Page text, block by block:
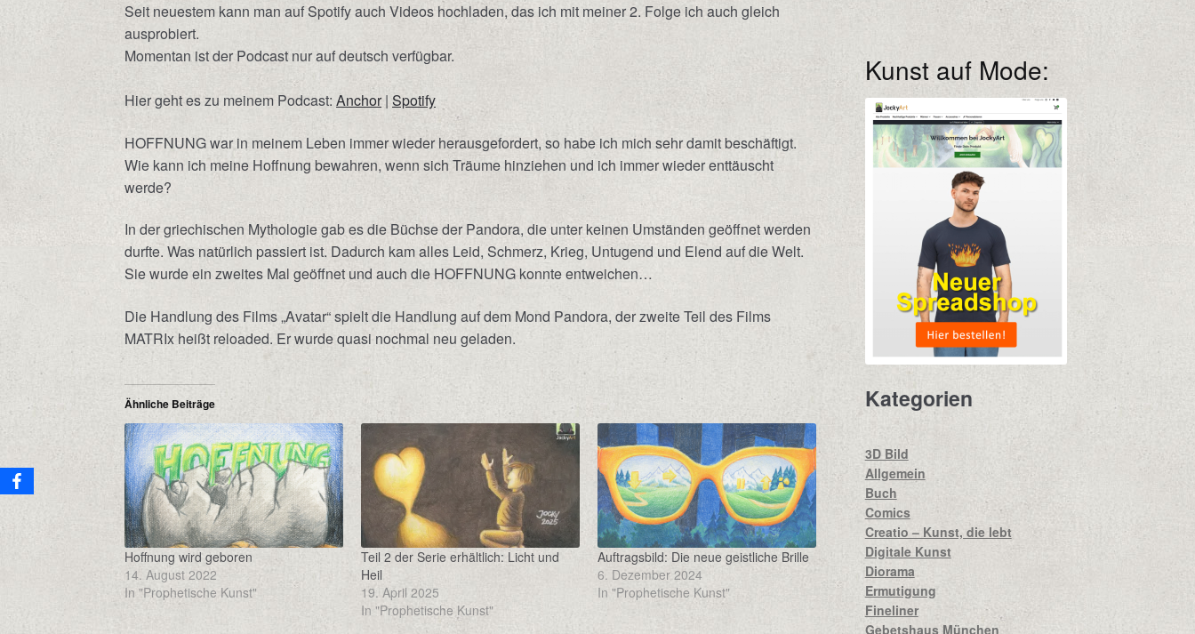
Seit neuestem kann man auf Spotify auch Videos hochladen, das ich mit meiner 2. Folge ich auch gleich
ausprobiert.
Momentan ist der Podcast nur auf deutsch verfügbar.
Hier geht es zu meinem Podcast:Anchor|Spotify
HOFFNUNG war in meinem Leben immer wieder herausgefordert, so habe ich mich sehr damit beschäftigt.
Wie kann ich meine Hoffnung bewahren, wenn sich Träume hinziehen und ich immer wieder enttäuscht
werde?
In der griechischen Mythologie gab es die Büchse der Pandora, die unter keinen Umständen geöffnet werden
durfte. Was natürlich passiert ist. Dadurch kam alles Leid, Schmerz, Krieg, Untugend und Elend auf die Welt.
Sie wurde ein zweites Mal geöffnet und auch die HOFFNUNG konnte entweichen…
Die Handlung des Films „Avatar“ spielt die Handlung auf dem Mond Pandora, der zweite Teil des Films
MATRIx heißt reloaded. Er wurde quasi nochmal neu geladen.
Ähnliche Beiträge
Hoffnung wird geboren
14. August 2022
In "Prophetische Kunst"
Teil 2 der Serie erhältlich: Licht und
Heil
19. April 2025
In "Prophetische Kunst"
Auftragsbild: Die neue geistliche Brille
6. Dezember 2024
In "Prophetische Kunst"
Kunst auf Mode:
Kategorien
3D Bild
Allgemein
Buch
Comics
Creatio – Kunst, die lebt
Digitale Kunst
Diorama
Ermutigung
Fineliner
Gebetshaus München